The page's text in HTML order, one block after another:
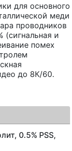
для основного
меди
проводников
(сигнальная и
помех
до 8К/60.
0.5% PSS,